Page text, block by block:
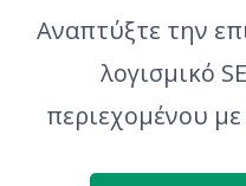
Αναπτύξτε την
λογισμικό
περιεχομένου